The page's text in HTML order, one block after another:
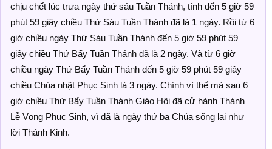
chịu chết lúc trưa ngày thứ sáu Tuần Thánh, tính đến 5 giờ 59
phút 59 giây chiều Thứ Sáu Tuần Thánh đã là 1 ngày. Rồi từ 6
giờ chiều ngày Thứ Sáu Tuần Thánh đến 5 giờ 59 phút 59
giây chiều Thứ Bẩy Tuần Thánh đã là 2 ngày. Và từ 6 giờ
chiều ngày Thứ Bẩy Tuần Thánh đến 5 giờ 59 phút 59 giây
chiều Chúa nhật Phục Sinh là 3 ngày. Chính vì thế mà sau 6
giờ chiều Thứ Bẩy Tuần Thánh Giáo Hội đã cử hành Thánh
Lễ Vọng Phục Sinh, vì đã là ngày thứ ba Chúa sống lại như
lời Thánh Kinh.